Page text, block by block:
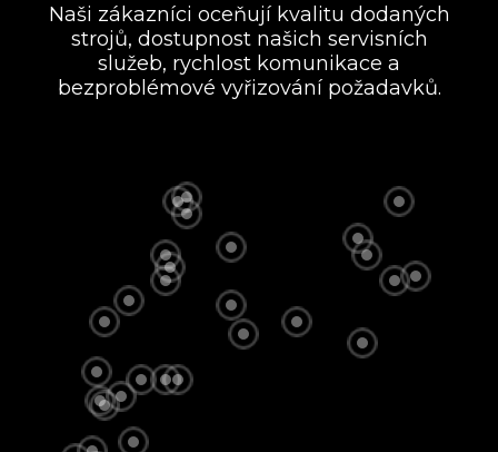
Naši zákazníci oceňují kvalitu dodaných
strojů, dostupnost našich servisních
služeb, rychlost komunikace a
bezproblémové vyřizování požadavků.